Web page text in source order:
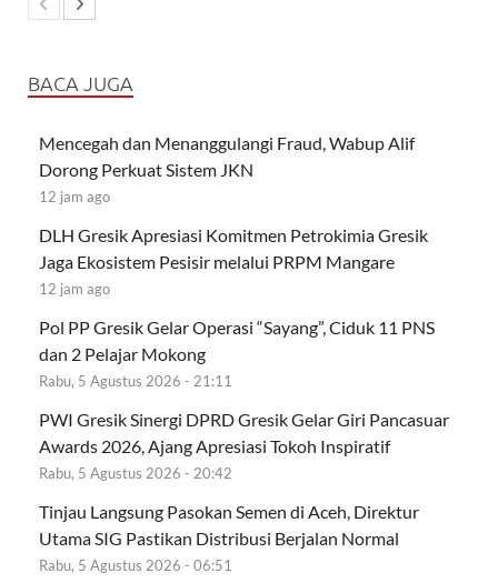
BACA JUGA
Mencegah dan Menanggulangi Fraud, Wabup Alif
Dorong Perkuat Sistem JKN
12 jam ago
DLH Gresik Apresiasi Komitmen Petrokimia Gresik
Jaga Ekosistem Pesisir melalui PRPM Mangare
12 jam ago
Pol PP Gresik Gelar Operasi “Sayang”, Ciduk 11 PNS
dan 2 Pelajar Mokong
Rabu, 5 Agustus 2026 - 21:11
PWI Gresik Sinergi DPRD Gresik Gelar Giri Pancasuar
Awards 2026, Ajang Apresiasi Tokoh Inspiratif
Rabu, 5 Agustus 2026 - 20:42
Tinjau Langsung Pasokan Semen di Aceh, Direktur
Utama SIG Pastikan Distribusi Berjalan Normal
Rabu, 5 Agustus 2026 - 06:51